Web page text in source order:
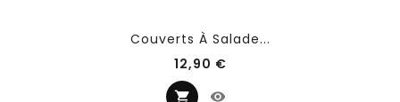
Couverts À Salade...
12,90 €Prix